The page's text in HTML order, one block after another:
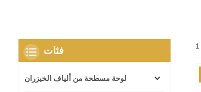
فئات
لوحة مسطحة من ألياف الخيزران